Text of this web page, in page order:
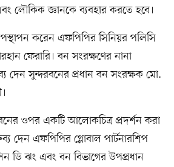
লৌকিক জ্ঞানকে ব্যবহার করতে হবে।
করেন এফপিপির সিনিয়র পলিসি
ফেরারি। বন সংরক্ষণের নানা
দেন সুন্দরবনের প্রধান বন সংরক্ষক মো.
ওপর একটি আলোকচিত্র প্রদর্শন করা
দেন এফপিপির গ্লোবাল পার্টনারশিপ
ডি ঝং এবং বন বিভাগের উপপ্রধান